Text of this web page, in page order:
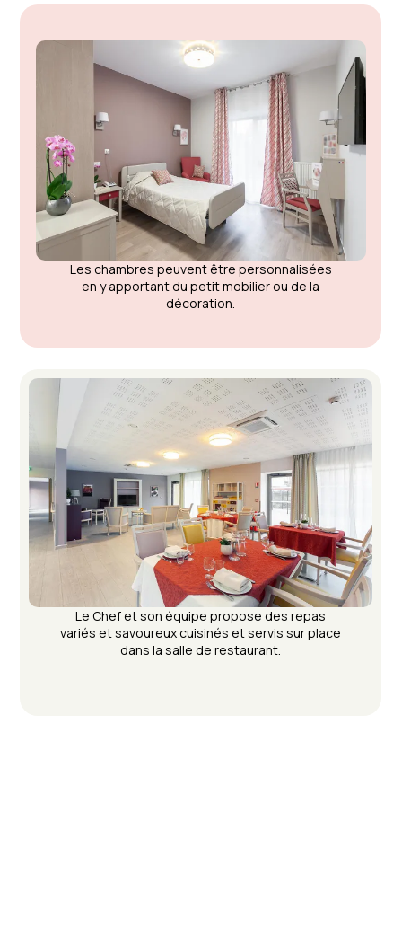
Les chambres peuvent être personnalisées
en y apportant du petit mobilier ou de la
décoration.
Le Chef et son équipe propose des repas
variés et savoureux cuisinés et servis sur place
dans la salle de restaurant.